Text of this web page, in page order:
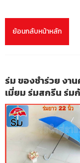
ย้อนกลับหน้าหลัก
ร่ม ของชำร่วย งา
เมี่ยม ร่มสกรีน ร่